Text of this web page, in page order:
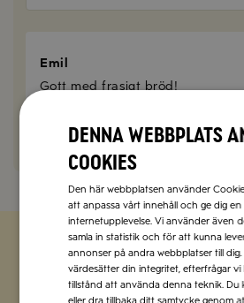
Emil
Gott med frasigt bröd!
SVARA
Zetas populära
Denna webbplats
cookies
Den här webbplatsen använder
att anpassa vårt innehåll och ge dig
internetupplevelse. Vi använder även
samla in statistik och för att kunna
annonser på andra webbplatser till
värdesätter din integritet, efterfrågar
tillstånd att använda denna teknik. Du